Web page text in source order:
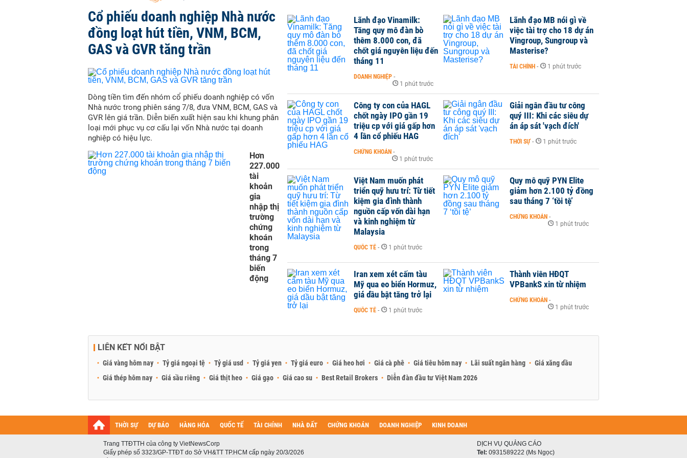
Cổ phiếu doanh nghiệp Nhà nước
đồng loạt hút tiền, VNM, BCM,
GAS và GVR tăng trần
Dòng tiền tìm đến nhóm cổ phiếu doanh nghiệp có vốn
Nhà nước trong phiên sáng 7/8, đưa VNM, BCM, GAS và
GVR lên giá trần. Diễn biến xuất hiện sau khi khung phân
loại mới phục vụ cơ cấu lại vốn Nhà nước tại doanh
nghiệp có hiệu lực.
Hơn
227.000
tài
khoản
gia
nhập thị
trường
chứng
khoán
trong
tháng 7
biến
động
Lãnh đạo Vinamilk:
Tăng quy mô đàn bò
thêm 8.000 con, đã
chốt giá nguyên liệu đến
tháng 11
DOANH NGHIỆP -
1 phút trước
Lãnh đạo MB nói gì về
việc tài trợ cho 18 dự án
Vingroup, Sungroup và
Masterise?
TÀI CHÍNH - 1 phút trước
Công ty con của HAGL
chốt ngày IPO gần 19
triệu cp với giá gấp hơn
4 lần cổ phiếu HAG
CHỨNG KHOÁN -
1 phút trước
Giải ngân đầu tư công
quý III: Khi các siêu dự
án áp sát 'vạch đích'
THỜI SỰ - 1 phút trước
Việt Nam muốn phát
triển quỹ hưu trí: Từ tiết
kiệm gia đình thành
nguồn cấp vốn dài hạn
và kinh nghiệm từ
Malaysia
QUỐC TẾ - 1 phút trước
Quy mô quỹ PYN Elite
giảm hơn 2.100 tỷ đồng
sau tháng 7 ‘tồi tệ’
CHỨNG KHOÁN -
1 phút trước
Iran xem xét cấm tàu
Mỹ qua eo biển Hormuz,
giá dầu bật tăng trở lại
QUỐC TẾ - 1 phút trước
Thành viên HĐQT
VPBankS xin từ nhiệm
CHỨNG KHOÁN -
1 phút trước
LIÊN KẾT NỔI BẬT
Giá vàng hôm nay Tỷ giá ngoại tệ Tỷ giá usd Tỷ giá yen Tỷ giá euro Giá heo hơi Giá cà phê Giá tiêu hôm nay Lãi suất ngân hàng
Giá xăng dầu
Giá thép hôm nay
Giá sầu riêng Giá thịt heo Giá gạo Giá cao su Best Retail Brokers Diễn đàn đầu tư Việt Nam 2026
THỜI SỰ DỰ BÁO HÀNG HÓA QUỐC TẾ TÀI CHÍNH NHÀ ĐẤT CHỨNG KHOÁN DOANH NGHIỆP KINH DOANH
Trang TTĐTTH của công ty VietNewsCorp
Giấy phép số 3323/GP-TTĐT do Sở VH&TT TP.HCM cấp ngày 20/3/2026
DỊCH VỤ QUẢNG CÁO
Tel: 0931589222 (Ms Ngọc)